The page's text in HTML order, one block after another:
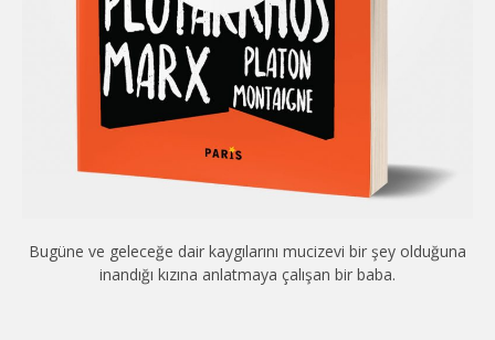
Bugüne ve geleceğe dair kaygılarını mucizevi bir şey olduğuna
inandığı kızına anlatmaya çalışan bir baba.